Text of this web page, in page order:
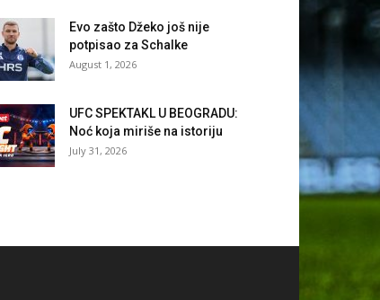
Evo zašto Džeko još nije
potpisao za Schalke
August 1, 2026
UFC SPEKTAKL U BEOGRADU:
Noć koja miriše na istoriju
July 31, 2026